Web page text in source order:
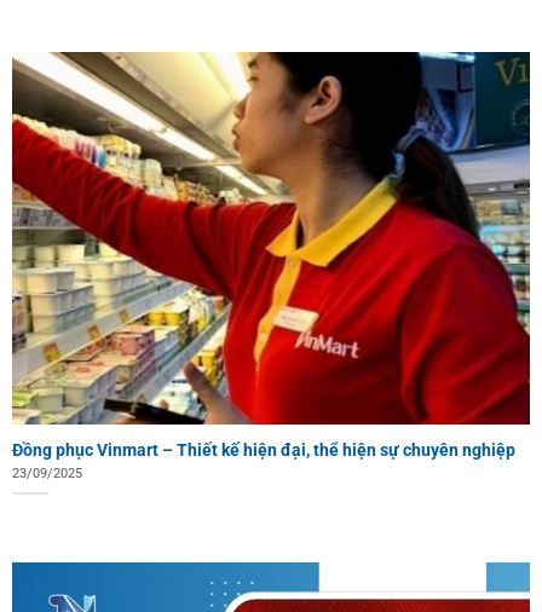
Đồng phục Vinmart – Thiết kế hiện đại, thể hiện sự chuyên nghiệp
23/09/2025